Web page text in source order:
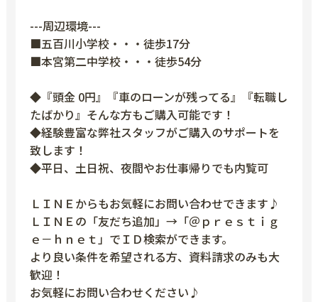
---周辺環境---
■五百川小学校・・・徒歩17分
■本宮第二中学校・・・徒歩54分
◆『頭金 0円』『車のローンが残ってる』『転職し
たばかり』そんな方もご購入可能です！
◆経験豊富な弊社スタッフがご購入のサポートを
致します！
◆平日、土日祝、夜間やお仕事帰りでも内覧可
ＬＩＮＥからもお気軽にお問い合わせできます♪
ＬＩＮＥの「友だち追加」→「＠ｐｒｅｓｔｉｇ
ｅ－ｈｎｅｔ」でＩＤ検索ができます。
より良い条件を希望される方、資料請求のみも大
歓迎！
お気軽にお問い合わせください♪